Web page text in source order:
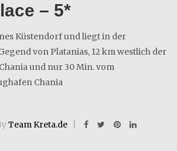
– 5*
Küstendorf und liegt in der
von Platanias, 12 km westlich der
und nur 30 Min. vom
Chania
Team Kreta.de